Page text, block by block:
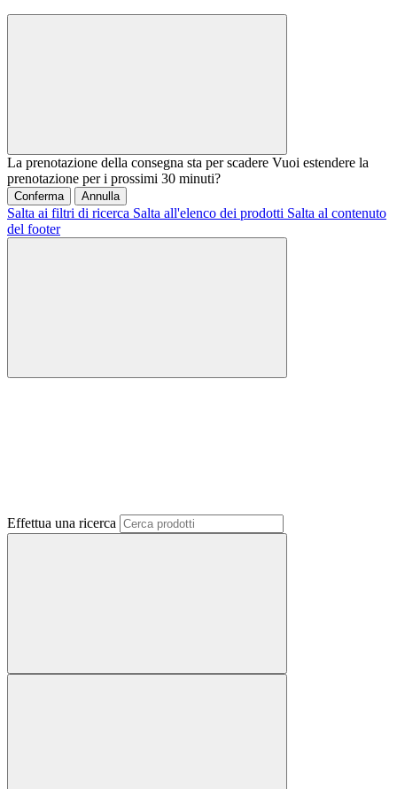
La prenotazione della consegna sta per scadere Vuoi estendere la
prenotazione per i prossimi 30 minuti?
Conferma Annulla
Salta ai filtri di ricerca Salta all'elenco dei prodotti Salta al contenuto
del footer
Effettua una ricerca